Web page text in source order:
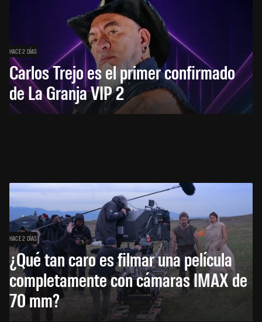
HACE 2 DÍAS
Carlos Trejo es el primer confirmado
de La Granja VIP 2
HACE 2 DÍAS
¿Qué tan caro es filmar una película
completamente con cámaras IMAX de
70 mm?